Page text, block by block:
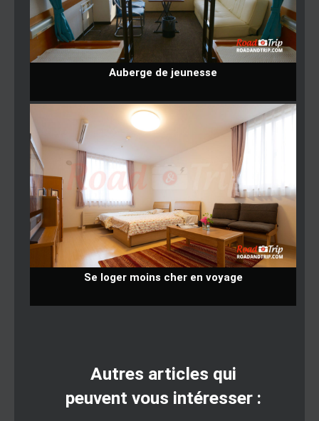
Auberge de jeunesse
Se loger moins cher en voyage
Autres articles qui
peuvent vous intéresser :